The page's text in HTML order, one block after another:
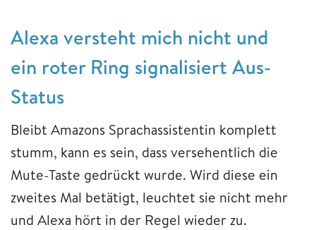
Alexa versteht mich nicht und
ein roter Ring signalisiert Aus-
Status
Bleibt Amazons Sprachassistentin komplett
stumm, kann es sein, dass versehentlich die
Mute-Taste gedrückt wurde. Wird diese ein
zweites Mal betätigt, leuchtet sie nicht mehr
und Alexa hört in der Regel wieder zu.